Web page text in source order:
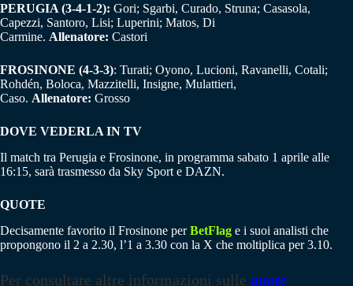
PERUGIA (3-4-1-2): Gori; Sgarbi, Curado, Struna; Casasola,
Capezzi, Santoro, Lisi; Luperini; Matos, Di
Carmine. Allenatore: Castori
FROSINONE (4-3-3): Turati; Oyono, Lucioni, Ravanelli, Cotali;
Rohdén, Boloca, Mazzitelli, Insigne, Mulattieri,
Caso. Allenatore: Grosso
DOVE VEDERLA IN TV
Il match tra Perugia e Frosinone, in programma sabato 1 aprile alle
16:15, sarà trasmesso da Sky Sport e DAZN.
QUOTE
Decisamente favorito il Frosinone perBetFlag e i suoi analisti che
propongono il 2 a 2.30, l’1 a 3.30 con la X che moltiplica per 3.10.
Per consultare altre informazioni sulle quote